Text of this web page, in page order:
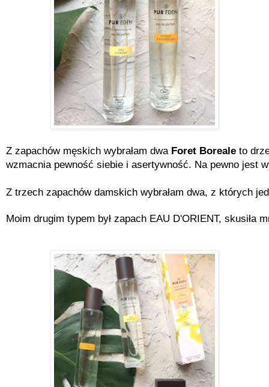
Z zapachów męskich wybrałam dwa Foret Boreale to
wzmacnia pewność siebie i asertywność. Na pewno jest
Z trzech zapachów damskich wybrałam dwa, z których
Moim drugim typem był zapach EAU D'ORIENT,